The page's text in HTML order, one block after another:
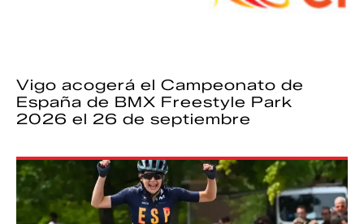
Vigo acogerá el Campeonato de
España de BMX Freestyle Park
2026 el 26 de septiembre